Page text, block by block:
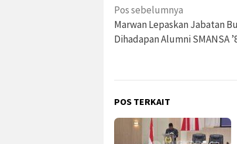
Navigasi
pos
Pos sebelumnya
Marwan Lepaskan Jabatan
Dihadapan Alumni SMANSA
POS TERKAIT